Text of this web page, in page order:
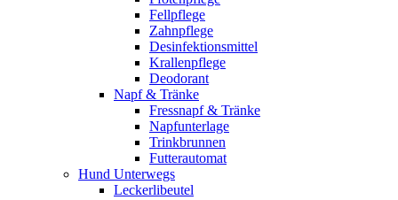
Fellpflege
Zahnpflege
Desinfektionsmittel
Krallenpflege
Deodorant
Napf & Tränke
Fressnapf & Tränke
Napfunterlage
Trinkbrunnen
Futterautomat
Hund Unterwegs
Leckerlibeutel